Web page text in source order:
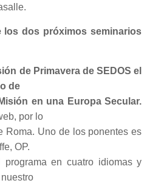
los dos próximos seminarios
de Primavera de SEDOS el
de
en una Europa Secular.
por lo
Roma. Uno de los ponentes es
OP.
programa en cuatro idiomas y